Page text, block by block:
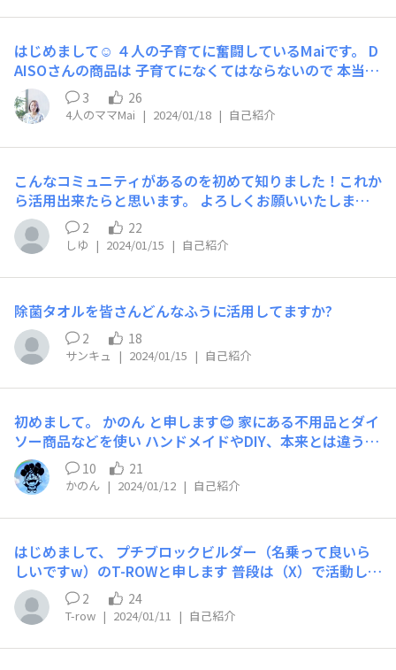
くれると嬉しいです！
知ってもらうため参加させていただきました！ DAISO好
きの皆さんの中にはゲーム好きな方も沢山いるはず！！
「蟲神器」はそんな方々にとてもおすすめです！！ 初め
ての方におすすめなのがスターターデッキ！（画像のもの
です） なんと対戦に必要な自分と相手のデッキが２つと
も入って110円！ これさえ買えばすぐに遊べます！ また
学ぶ「蟲神器」！ 是非皆さんも遊んでみてください
～！！ ーーー関連サイトーーー ◆蟲神器公式サイト ht
tps://mushijingi.jimdofree.com/ ◆蟲神器センター ヒ
グラシ支店 http://discord.gg/9Mdy7BVux9 ◆PGP_K
en X https://twitter.com/PGP_Ken
はじめまして☺ ４人の子育てに奮闘しているMaiです。 D
AISOさんの商品は 子育てになくてはならないので 本当に
感謝しています！ 皆さんとアイデアをシェアしあえる場
ができて 嬉しいです✨ よろしくお願いします🙇
3 26
4人のママMai | 2024/01/18 | 自己紹介
こんなコミュニティがあるのを初めて知りました！これか
ら活用出来たらと思います。 よろしくお願いいたします
🙏
2 22
しゆ | 2024/01/15 | 自己紹介
除菌タオルを皆さんどんなふうに活用してますか?
2 18
サンキュ | 2024/01/15 | 自己紹介
初めまして。 かのん と申します😊 家にある不用品とダイ
ソー商品などを使い ハンドメイドやDIY、本来とは違う用
途に使うアイデア💡等を作るのが好きです💖 今までの作
品を、ダイソー社員さんにも見て頂きたかったのですが、
そのような場所がなく残念に思っていましたが、この度、
こちらのSNSを知り、登録させて頂きました。 ダイソー
て交流できたら嬉しいです💕 宜しくお願い致します🤗
10 21
かのん | 2024/01/12 | 自己紹介
はじめまして、 プチブロックビルダー（名乗って良いら
しいですw）のT-ROWと申します 普段は（X）で活動して
おりますが、 この度ダイソーさんでのコミュニティサイ
トとのことでしたので後れ馳せながら参加させていただき
ます。 （X）スペースにて 毎週土曜日20時より一時間ほ
ど プチブロックのことにからめて、 いろいろ喋らせてい
2 24
T-row | 2024/01/11 | 自己紹介